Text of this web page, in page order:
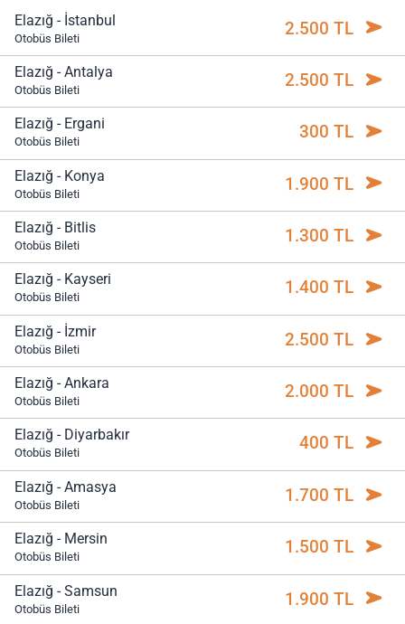
Elazığ - İstanbul
Otobüs Bileti 2.500 TL
Elazığ - Antalya
Otobüs Bileti 2.500 TL
Elazığ - Ergani
Otobüs Bileti 300 TL
Elazığ - Konya
Otobüs Bileti 1.900 TL
Elazığ - Bitlis
Otobüs Bileti 1.300 TL
Elazığ - Kayseri
Otobüs Bileti 1.400 TL
Elazığ - İzmir
Otobüs Bileti 2.500 TL
Elazığ - Ankara
Otobüs Bileti 2.000 TL
Elazığ - Diyarbakır
Otobüs Bileti 400 TL
Elazığ - Amasya
Otobüs Bileti 1.700 TL
Elazığ - Mersin
Otobüs Bileti 1.500 TL
Elazığ - Samsun
Otobüs Bileti 1.900 TL